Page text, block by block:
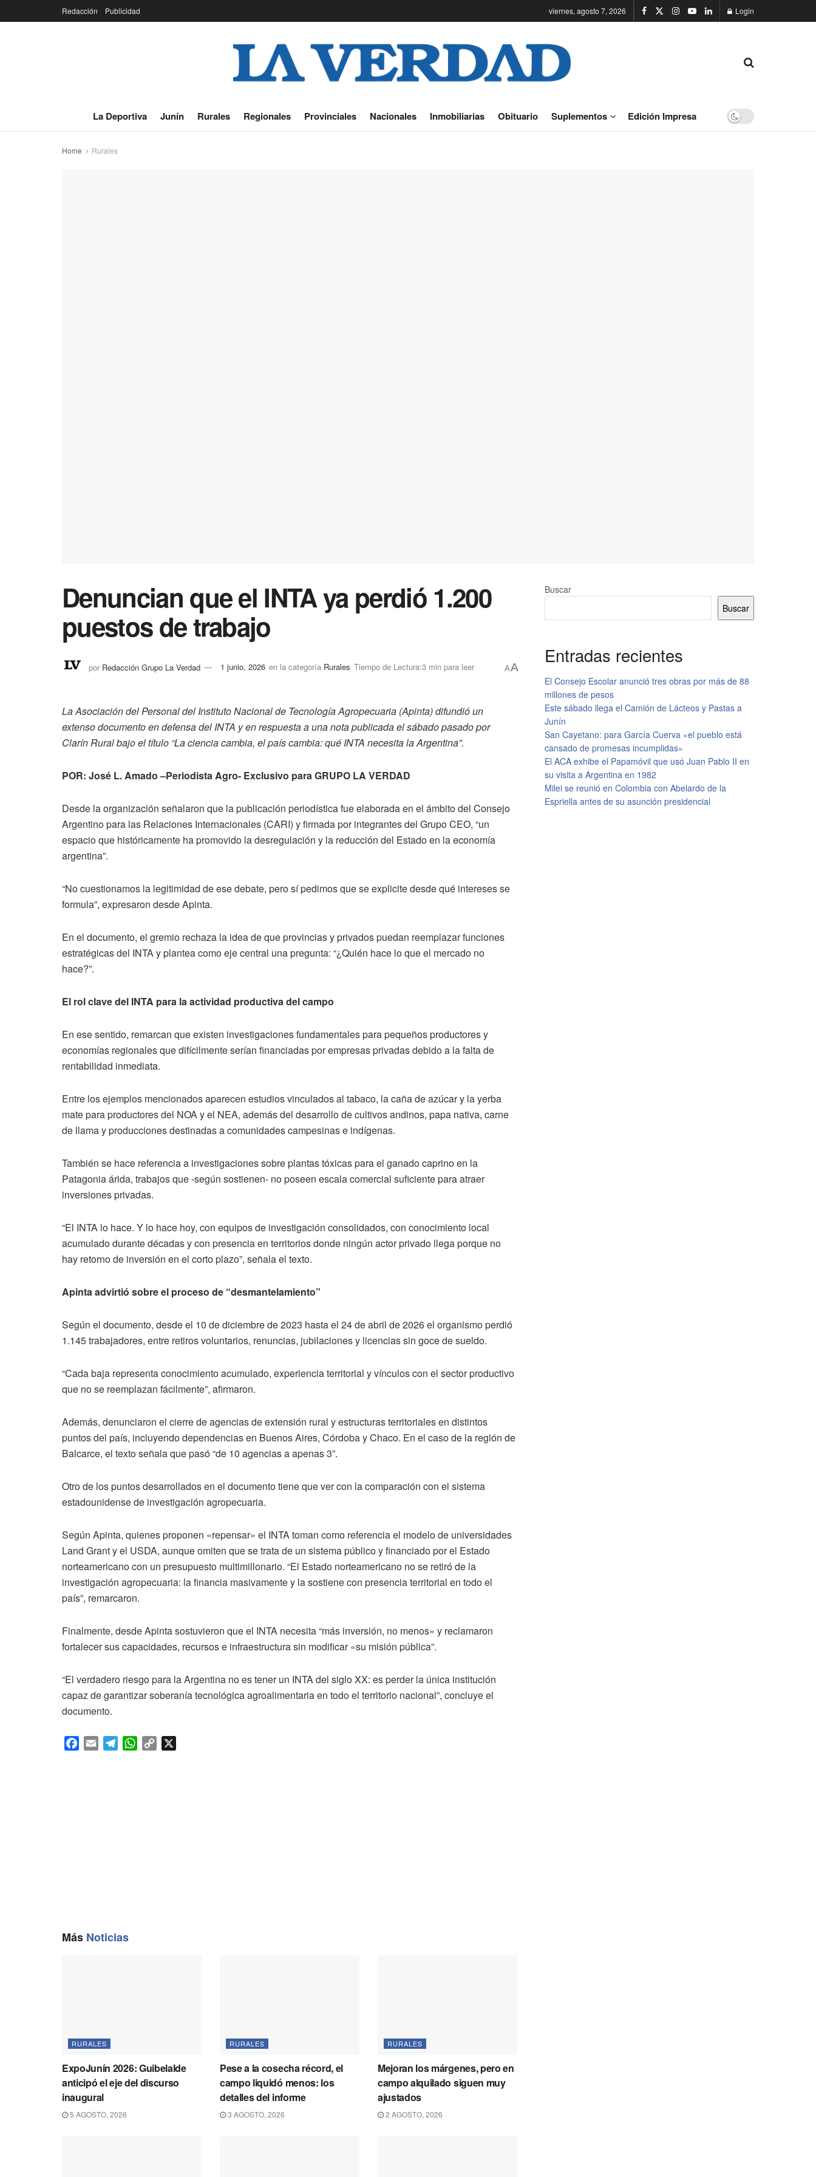
Redacción Publicidad viernes, agosto 7, 2026 Login
La Deportiva Junín Rurales Regionales Provinciales Nacionales Inmobiliarias Obituario Suplementos Edición Impresa
Home Rurales
Denuncian que el INTA ya perdió 1.200
puestos de trabajo
por Redacción Grupo La Verdad 1 junio, 2026 en la categoría Rurales Tiempo de Lectura:3 min para leer AA
La Asociación del Personal del Instituto Nacional de Tecnología Agropecuaria (Apinta) difundió un
extenso documento en defensa del INTA y en respuesta a una nota publicada el sábado pasado por
Clarín Rural bajo el título “La ciencia cambia, el país cambia: qué INTA necesita la Argentina”.
POR: José L. Amado –Periodista Agro- Exclusivo para GRUPO LA VERDAD
Desde la organización señalaron que la publicación periodística fue elaborada en el ámbito del Consejo
Argentino para las Relaciones Internacionales (CARI) y firmada por integrantes del Grupo CEO, “un
espacio que históricamente ha promovido la desregulación y la reducción del Estado en la economía
argentina”.
“No cuestionamos la legitimidad de ese debate, pero sí pedimos que se explicite desde qué intereses se
formula”, expresaron desde Apinta.
En el documento, el gremio rechaza la idea de que provincias y privados puedan reemplazar funciones
estratégicas del INTA y plantea como eje central una pregunta: “¿Quién hace lo que el mercado no
hace?”.
El rol clave del INTA para la actividad productiva del campo
En ese sentido, remarcan que existen investigaciones fundamentales para pequeños productores y
economías regionales que difícilmente serían financiadas por empresas privadas debido a la falta de
rentabilidad inmediata.
Entre los ejemplos mencionados aparecen estudios vinculados al tabaco, la caña de azúcar y la yerba
mate para productores del NOA y el NEA, además del desarrollo de cultivos andinos, papa nativa, carne
de llama y producciones destinadas a comunidades campesinas e indígenas.
También se hace referencia a investigaciones sobre plantas tóxicas para el ganado caprino en la
Patagonia árida, trabajos que -según sostienen- no poseen escala comercial suficiente para atraer
inversiones privadas.
“El INTA lo hace. Y lo hace hoy, con equipos de investigación consolidados, con conocimiento local
acumulado durante décadas y con presencia en territorios donde ningún actor privado llega porque no
hay retorno de inversión en el corto plazo”, señala el texto.
Apinta advirtió sobre el proceso de “desmantelamiento”
Según el documento, desde el 10 de diciembre de 2023 hasta el 24 de abril de 2026 el organismo perdió
1.145 trabajadores, entre retiros voluntarios, renuncias, jubilaciones y licencias sin goce de sueldo.
“Cada baja representa conocimiento acumulado, experiencia territorial y vínculos con el sector productivo
que no se reemplazan fácilmente”, afirmaron.
Además, denunciaron el cierre de agencias de extensión rural y estructuras territoriales en distintos
puntos del país, incluyendo dependencias en Buenos Aires, Córdoba y Chaco. En el caso de la región de
Balcarce, el texto señala que pasó “de 10 agencias a apenas 3”.
Otro de los puntos desarrollados en el documento tiene que ver con la comparación con el sistema
estadounidense de investigación agropecuaria.
Según Apinta, quienes proponen «repensar» el INTA toman como referencia el modelo de universidades
Land Grant y el USDA, aunque omiten que se trata de un sistema público y financiado por el Estado
norteamericano con un presupuesto multimillonario. “El Estado norteamericano no se retiró de la
investigación agropecuaria: la financia masivamente y la sostiene con presencia territorial en todo el
país”, remarcaron.
Finalmente, desde Apinta sostuvieron que el INTA necesita “más inversión, no menos» y reclamaron
fortalecer sus capacidades, recursos e infraestructura sin modificar «su misión pública”.
“El verdadero riesgo para la Argentina no es tener un INTA del siglo XX: es perder la única institución
capaz de garantizar soberanía tecnológica agroalimentaria en todo el territorio nacional”, concluye el
documento.
W
Más Noticias
RURALES
ExpoJunín 2026: Guibelalde
anticipó el eje del discurso
inaugural
5 AGOSTO, 2026
RURALES
Pese a la cosecha récord, el
campo liquidó menos: los
detalles del informe
3 AGOSTO, 2026
RURALES
Mejoran los márgenes, pero en
campo alquilado siguen muy
ajustados
2 AGOSTO, 2026
Buscar
Buscar
Entradas recientes
El Consejo Escolar anunció tres obras por más de 88
millones de pesos
Este sábado llega el Camión de Lácteos y Pastas a
Junín
San Cayetano: para García Cuerva «el pueblo está
cansado de promesas incumplidas»
El ACA exhibe el Papamóvil que usó Juan Pablo II en
su visita a Argentina en 1982
Milei se reunió en Colombia con Abelardo de la
Espriella antes de su asunción presidencial